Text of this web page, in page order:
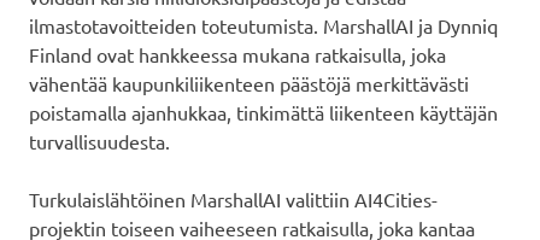
ilmastotavoitteiden toteutumista. MarshallAI ja Dynniq
Finland ovat hankkeessa mukana ratkaisulla, joka
vähentää kaupunkiliikenteen päästöjä merkittävästi
poistamalla ajanhukkaa, tinkimättä liikenteen käyttäjän
turvallisuudesta.
Turkulaislähtöinen MarshallAI valittiin AI4Cities-
projektin toiseen vaiheeseen ratkaisulla, joka kantaa